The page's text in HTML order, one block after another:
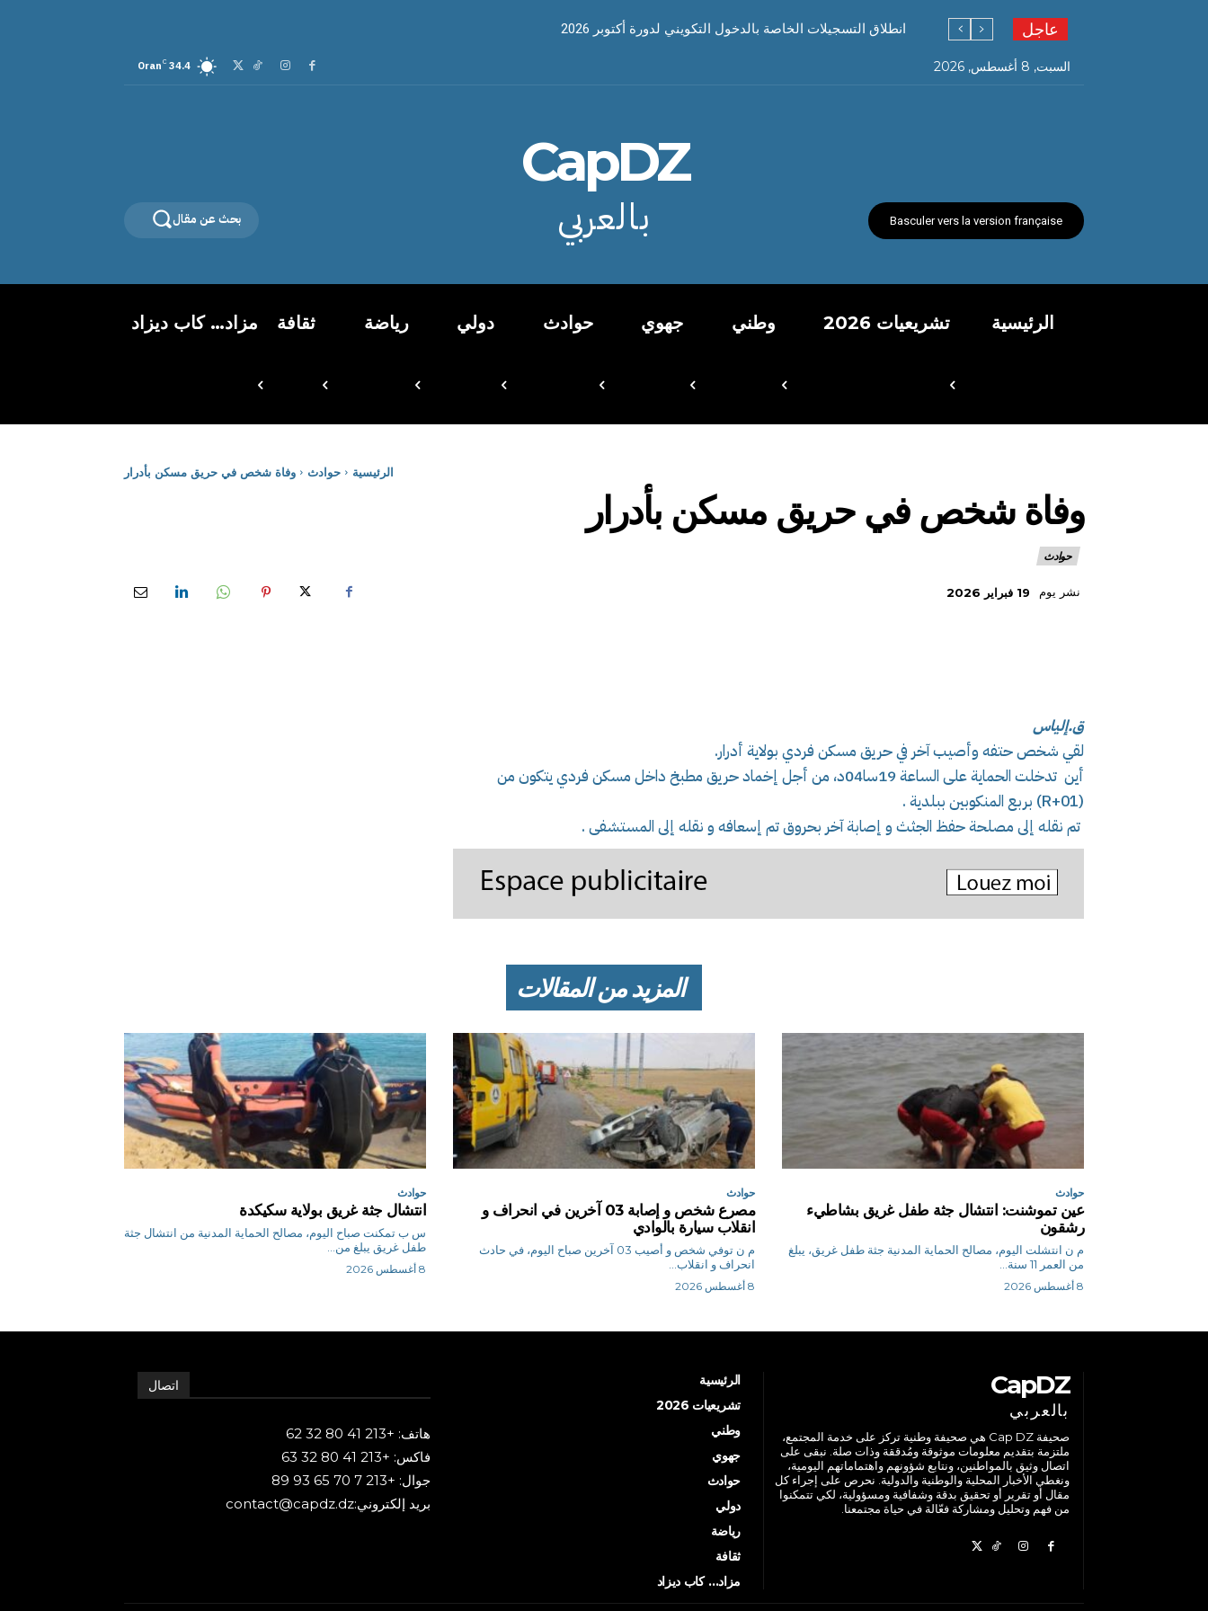
عاجل انطلاق التسجيلات الخاصة بالدخول التكويني لدورة أكتوبر 2026
السبت, 8 أغسطس, 2026 34.4
C
Oran
Basculer vers la version française
CapDZ
بالعربي بحث عن مقال
الرئيسية تشريعيات 2026 وطني جهوي حوادث دولي رياضة ثقافة مزاد… كاب ديزاد
الرئيسية حوادث وفاة شخص في حريق مسكن بأدرار
وفاة شخص في حريق مسكن بأدرار
حوادث
نشر يوم 19 فبراير 2026
ق.إلياس
لقي شخص حتفه وأصيب آخر في حريق مسكن فردي بولاية أدرار.
أين تدخلت الحماية على الساعة 19سا04د، من أجل إخماد حريق مطبخ داخل مسكن فردي يتكون من
(R+01) بربع المنكوبين ببلدية .
تم نقله إلى مصلحة حفظ الجثث و إصابة آخر بحروق تم إسعافه و نقله إلى المستشفى .
المزيد من المقالات
حوادث
عين تموشنت: انتشال جثة طفل غريق بشاطيء
رشقون
م ن انتشلت اليوم، مصالح الحماية المدنية جثة طفل غريق، يبلغ
من العمر 11 سنة...
8 أغسطس 2026
حوادث
مصرع شخص و إصابة 03 آخرين في انحراف و
انقلاب سيارة بالوادي
م ن توفي شخص و أصيب 03 آخرين صباح اليوم، في حادث
انحراف و انقلاب...
8 أغسطس 2026
حوادث
انتشال جثة غريق بولاية سكيكدة
س ب تمكنت صباح اليوم، مصالح الحماية المدنية من انتشال جثة
طفل غريق يبلغ من...
8 أغسطس 2026
CapDZ
بالعربي
صحيفة Cap DZ هي صحيفة وطنية تركز على خدمة المجتمع،
ملتزمة بتقديم معلومات موثوقة ومُدققة وذات صلة. نبقى على
اتصال وثيق بالمواطنين، ونتابع شؤونهم واهتماماتهم اليومية،
ونغطي الأخبار المحلية والوطنية والدولية. نحرص على إجراء كل
مقال أو تقرير أو تحقيق بدقة وشفافية ومسؤولية، لكي تتمكنوا
من فهم وتحليل ومشاركة فعّالة في حياة مجتمعنا.
الرئيسية
تشريعيات 2026
وطني
جهوي
حوادث
دولي
رياضة
ثقافة
مزاد… كاب ديزاد
اتصال
هاتف: +213 41 80 32 62
فاكس: +213 41 80 32 63
جوال: +213 7 70 65 93 89
بريد إلكتروني:contact@capdz.dz